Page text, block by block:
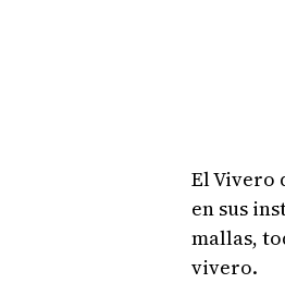
El Vivero
en sus
mallas,
vivero.